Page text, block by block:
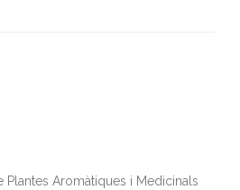
Plantes Aromàtiques i Medicinals